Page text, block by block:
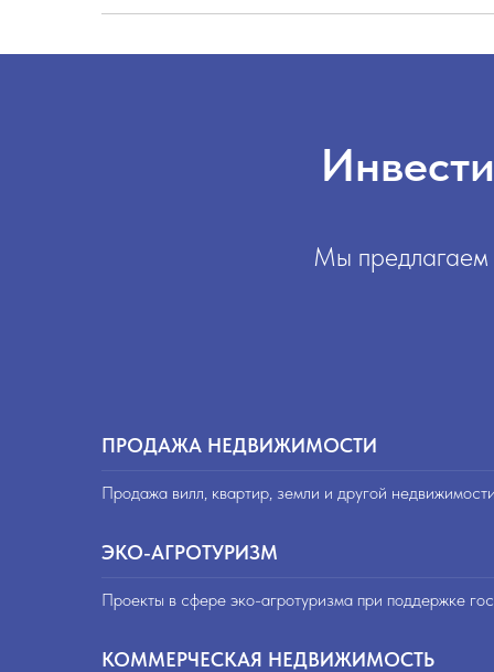
Мы предлагаем
ПРОДАЖА НЕДВИЖИМОСТИ
Продажа вилл, квартир, земли и другой
ЭКО-АГРОТУРИЗМ
Проекты в сфере эко-агротуризма при поддержке
КОММЕРЧЕСКАЯ НЕДВИЖИМОСТЬ